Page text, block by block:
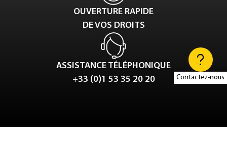
Contactez-nous
OUVERTURE RAPIDE
DE VOS DROITS
ASSISTANCE TÉLÉPHONIQUE
+33 (0)1 53 35 20 20